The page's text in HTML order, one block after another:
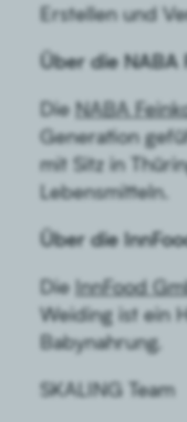
Erstellen und
Über die NABA
Die NABA
Generation
mit Sitz in
Lebensmitteln.
Über die
Die InnFood
Weiding ist ein
Babynahrung.
SKALING Team